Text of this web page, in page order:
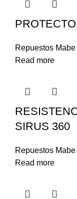
Repuestos Mabe
Read more
SIRUS 360
Repuestos Mabe
Read more